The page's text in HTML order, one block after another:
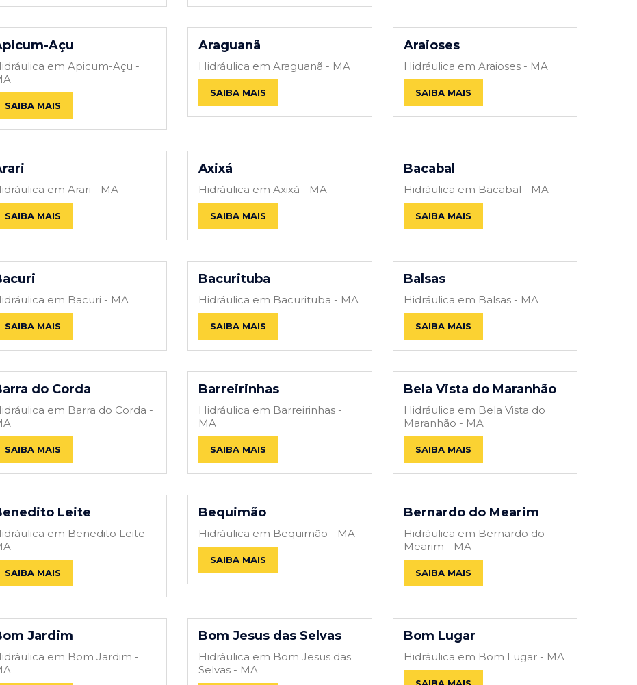
Açu
em Apicum-Açu -
SAIBA MAIS
Araguanã
Hidráulica em Araguanã - MA
SAIBA MAIS
Araioses
Hidráulica em Araioses - MA
SAIBA MAIS
em Arari - MA
SAIBA MAIS
Axixá
Hidráulica em Axixá - MA
SAIBA MAIS
Bacabal
Hidráulica em Bacabal - MA
SAIBA MAIS
em Bacuri - MA
SAIBA MAIS
Bacurituba
Hidráulica em Bacurituba - MA
SAIBA MAIS
Balsas
Hidráulica em Balsas - MA
SAIBA MAIS
do Corda
em Barra do Corda -
SAIBA MAIS
Barreirinhas
Hidráulica em Barreirinhas -
MA
SAIBA MAIS
Bela Vista do Maranhão
Hidráulica em Bela Vista do
Maranhão - MA
SAIBA MAIS
Leite
em Benedito Leite -
SAIBA MAIS
Bequimão
Hidráulica em Bequimão - MA
SAIBA MAIS
Bernardo do Mearim
Hidráulica em Bernardo do
Mearim - MA
SAIBA MAIS
Jardim
em Bom Jardim -
Bom Jesus das Selvas
Hidráulica em Bom Jesus das
Selvas - MA
Bom Lugar
Hidráulica em Bom Lugar - MA